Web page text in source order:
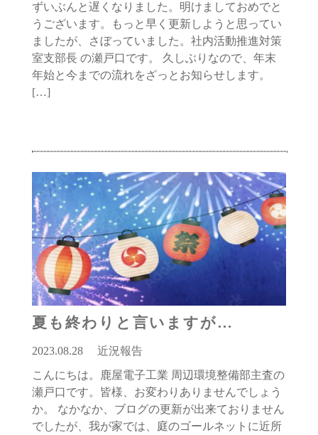
ずいぶんと遅くなりました。明けましておめでと
うございます。もっと早く更新しようと思ってい
ましたが、さぼっていました。社内活動推進対策
室支部長 の瀬戸口です。 久しぶりなので、年末
年始と今までの流れをざっとお知らせします。
[…]
夏も終わりと言いますが…
2023.08.28 近況報告
こんにちは。鹿屋電子工業 周辺環境整備部主査の
瀬戸口です。皆様、お変わりありませんでしょう
か。 なかなか、ブログの更新が出来ておりません
でしたが、我が家では、庭のゴールネットに近所